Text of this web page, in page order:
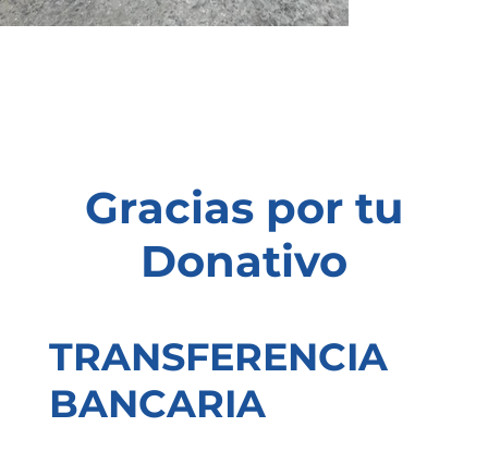
TRANSFERENCIA
BANCARIA
Gracias por tu
Donativo